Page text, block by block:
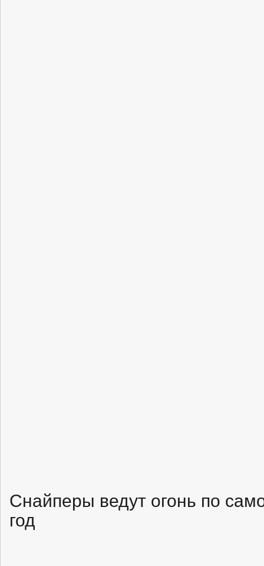
Снайперы ведут огонь по
год